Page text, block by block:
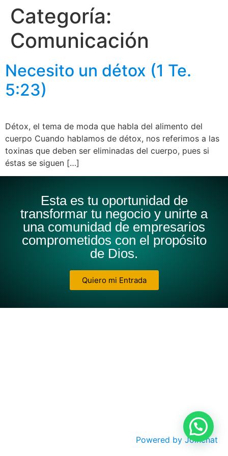
Categoría:
Comunicación
Necesito un détox (1 Te.
5:23)
Détox, el tema de moda que habla del alimento del
cuerpo Cuando hablamos de détox, nos referimos a las
toxinas que deben ser eliminadas del cuerpo, pues si
éstas se siguen […]
Esta es tu oportunidad de
transformar tu negocio y unirte a
una comunidad de empresarios
comprometidos con el propósito
de Dios.
Quiero mi Entrada
Powered by Joinchat